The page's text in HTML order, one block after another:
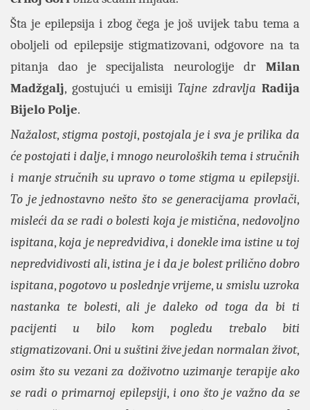
Šta je epilepsija i zbog čega je još uvijek tabu tema a
oboljeli od epilepsije stigmatizovani, odgovore na ta
pitanja dao je specijalista neurologije dr Milan
Madžgalj, gostujući u emisiji Tajne zdravlja Radija
Bijelo Polje.
Nažalost, stigma postoji, postojala je i sva je prilika da
će postojati i dalje,i mnogo neuroloških tema i stručnih
i manje stručnih su upravo o tome stigma u epilepsiji.
To je jednostavno nešto što se generacijama provlači,
misleći da se radi o bolesti koja je mistična, nedovoljno
ispitana,koja je nepredvidiva,i donekle ima istine u toj
nepredvidivosti ali,istina je i da je bolest prilično dobro
ispitana,pogotovo u poslednje vrijeme,u smislu uzroka
nastanka te bolesti,ali je daleko od toga da bi ti
pacijenti u bilo kom pogledu trebalo biti
stigmatizovani.Oni u suštini žive jedan normalan život,
osim što su vezani za doživotno uzimanje terapije ako
se radi o primarnoj epilepsiji, i ono što je važno da se